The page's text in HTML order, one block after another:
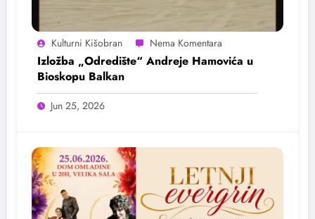
Kulturni Kišobran
Izložba „Odredište“ Andreje Hamovića u
Bioskopu Balkan
Jun 25, 2026